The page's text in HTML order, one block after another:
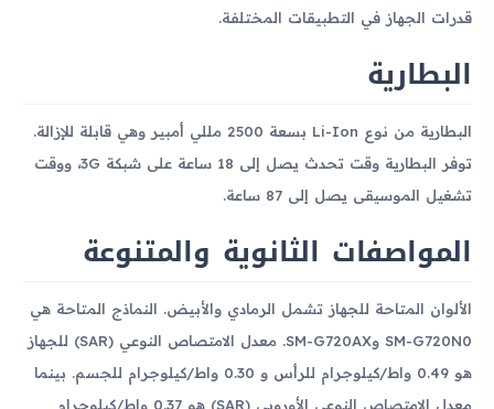
قدرات الجهاز في التطبيقات المختلفة.
البطارية
البطارية من نوع Li-Ion بسعة 2500 مللي أمبير وهي قابلة للإزالة.
توفر البطارية وقت تحدث يصل إلى 18 ساعة على شبكة 3G، ووقت
تشغيل الموسيقى يصل إلى 87 ساعة.
المواصفات الثانوية والمتنوعة
الألوان المتاحة للجهاز تشمل الرمادي والأبيض. النماذج المتاحة هي
SM-G720N0 وSM-G720AX. معدل الامتصاص النوعي (SAR) للجهاز
هو 0.49 واط/كيلوجرام للرأس و 0.30 واط/كيلوجرام للجسم. بينما
معدل الامتصاص النوعي الأوروبي (SAR) هو 0.37 واط/كيلوجرام